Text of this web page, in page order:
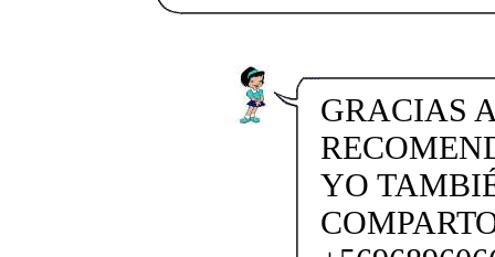
GRACIAS
YO